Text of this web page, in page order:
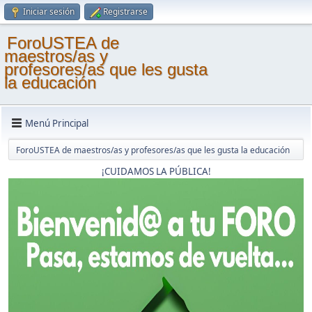
Iniciar sesión Registrarse
ForoUSTEA de
maestros/as y
profesores/as que les gusta
la educación
Menú Principal
ForoUSTEA de maestros/as y profesores/as que les gusta la educación
¡CUIDAMOS LA PÚBLICA!